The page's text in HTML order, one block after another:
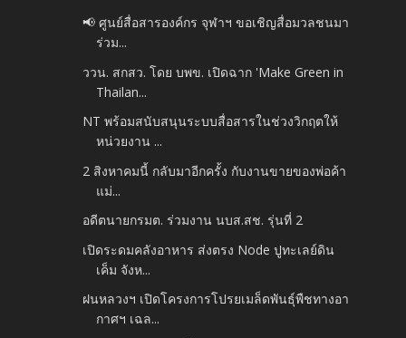
📢 ศูนย์สื่อสารองค์กร จุฬาฯ ขอเชิญสื่อมวลชนมา
ร่วม...
ววน. สกสว. โดย บพข. เปิดฉาก 'Make Green in
Thailan...
NT พร้อมสนับสนุนระบบสื่อสารในช่วงวิกฤตให้
หน่วยงาน ...
2 สิงหาคมนี้ กลับมาอีกครั้ง กับงานขายของพ่อค้า
แม่...
อดีตนายกรมต. ร่วมงาน นบส.สช. รุ่นที่ 2
เปิดระดมคลังอาหาร ส่งตรง Node ปูทะเลย์ดิน
เค็ม จังห...
ฝนหลวงฯ เปิดโครงการโปรยเมล็ดพันธุ์พืชทางอา
กาศฯ เฉล...